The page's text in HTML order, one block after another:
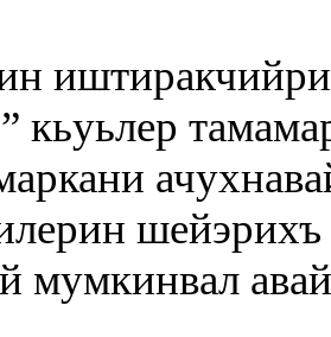
иштиракчийри
кьуьлер
мумкинвал